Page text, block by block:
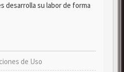
desarrolla su labor de forma
de Uso